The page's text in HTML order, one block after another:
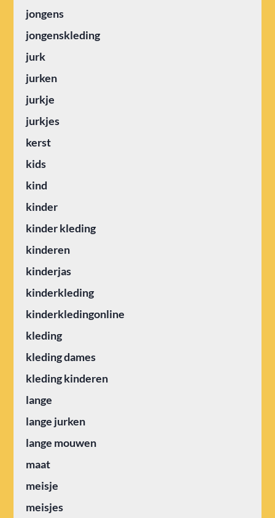
jongens
jongenskleding
jurk
jurken
jurkje
jurkjes
kerst
kids
kind
kinder
kinder kleding
kinderen
kinderjas
kinderkleding
kinderkledingonline
kleding
kleding dames
kleding kinderen
lange
lange jurken
lange mouwen
maat
meisje
meisjes